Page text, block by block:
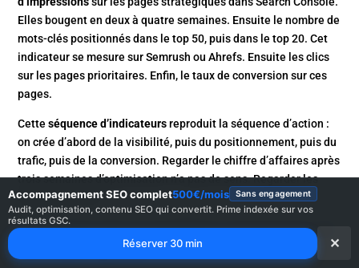
Accompagnement SEO complet500€/mois Sans engagement
Audit, optimisation, contenu SEO qui convertit. Prime indexée sur vos
résultats GSC.
Réserver 30 min ✕
Elles bougent en deux à quatre semaines. Ensuite le nombre de
mots-clés positionnés dans le top 50, puis dans le top 20. Cet
indicateur se mesure sur Semrush ou Ahrefs. Ensuite les clics
sur les pages prioritaires. Enfin, le taux de conversion sur ces
pages.
Cetteséquence d’indicateursreproduit la séquence d’action :
on crée d’abord de la visibilité, puis du positionnement, puis du
trafic, puis de la conversion. Regarder le chiffre d’affaires après
trois semaines d’optimisation n’a pas de sens. Regarder les
impressions en a.
Le piège de la position moyenne et
du trafic global